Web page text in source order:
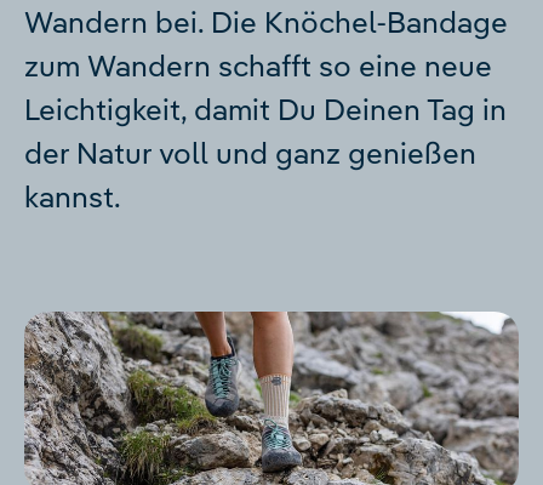
Wandern bei. Die Knöchel-Bandage
zum Wandern schafft so eine neue
Leichtigkeit, damit Du Deinen Tag in
der Natur voll und ganz genießen
kannst.